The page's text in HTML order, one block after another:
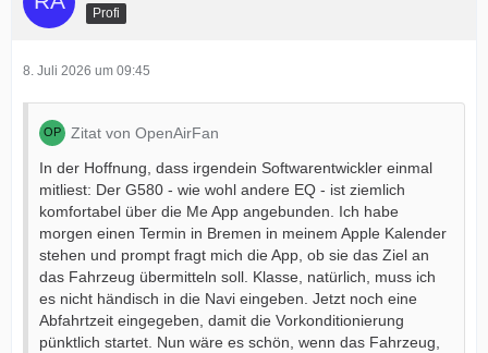
Profi
8. Juli 2026 um 09:45
Zitat von OpenAirFan
In der Hoffnung, dass irgendein Softwarentwickler einmal
mitliest: Der G580 - wie wohl andere EQ - ist ziemlich
komfortabel über die Me App angebunden. Ich habe
morgen einen Termin in Bremen in meinem Apple Kalender
stehen und prompt fragt mich die App, ob sie das Ziel an
das Fahrzeug übermitteln soll. Klasse, natürlich, muss ich
es nicht händisch in die Navi eingeben. Jetzt noch eine
Abfahrtzeit eingegeben, damit die Vorkonditionierung
pünktlich startet. Nun wäre es schön, wenn das Fahrzeug,